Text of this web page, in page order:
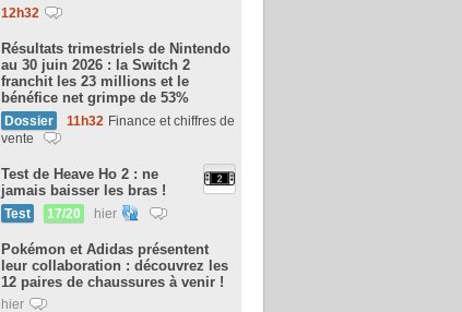
12h32
Résultats trimestriels de Nintendo
au 30 juin 2026 : la Switch 2
franchit les 23 millions et le
bénéfice net grimpe de 53%
Dossier 11h32 Finance et chiffres de
vente
Test de Heave Ho 2 : ne
jamais baisser les bras !
Test 17/20 hier
Pokémon et Adidas présentent
leur collaboration : découvrez les
12 paires de chaussures à venir !
hier